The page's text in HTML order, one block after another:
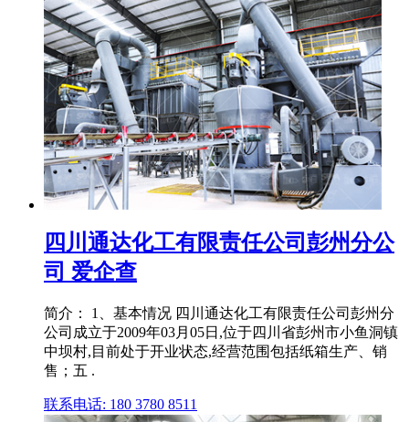
四川通达化工有限责任公司彭州分公
司 爱企查
简介： 1、基本情况 四川通达化工有限责任公司彭州分
公司成立于2009年03月05日,位于四川省彭州市小鱼洞镇
中坝村,目前处于开业状态,经营范围包括纸箱生产、销
售；五 .
联系电话: 180 3780 8511